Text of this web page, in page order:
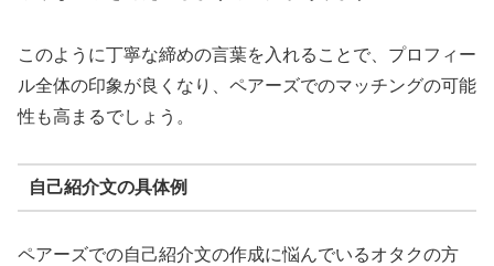
このように丁寧な締めの言葉を入れることで、プロフィー
ル全体の印象が良くなり、ペアーズでのマッチングの可能
性も高まるでしょう。
自己紹介文の具体例
ペアーズでの自己紹介文の作成に悩んでいるオタクの方